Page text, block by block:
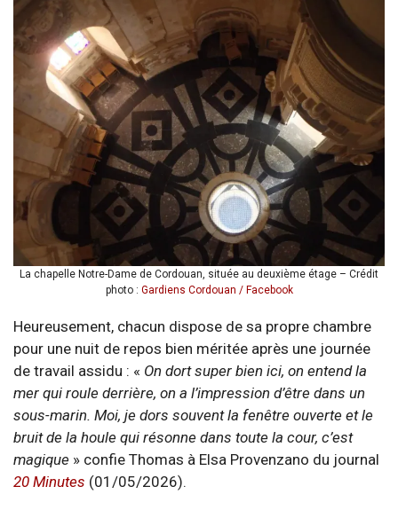
La chapelle Notre-Dame de Cordouan, située au deuxième étage – Crédit
photo : Gardiens Cordouan / Facebook
Heureusement, chacun dispose de sa propre chambre
pour une nuit de repos bien méritée après une journée
de travail assidu : « On dort super bien ici, on entend la
mer qui roule derrière, on a l’impression d’être dans un
sous-marin. Moi, je dors souvent la fenêtre ouverte et le
bruit de la houle qui résonne dans toute la cour, c’est
magique » confie Thomas à Elsa Provenzano du journal
20 Minutes (01/05/2026).